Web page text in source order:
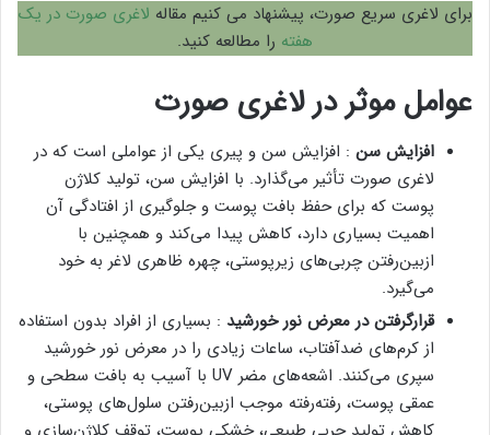
برای لاغری سریع صورت، پیشنهاد می کنیم مقاله لاغری صورت در یک
هفته را مطالعه کنید.
عوامل موثر در لاغری صورت
افزایش سن : افزایش سن و پیری یکی از عواملی است که در
لاغری صورت تأثیر می‌گذارد. با افزایش سن، تولید کلاژن
پوست که برای حفظ بافت پوست و جلوگیری از افتادگی آن
اهمیت بسیاری دارد، کاهش پیدا می‌کند و همچنین با
ازبین‌رفتن چربی‌های زیرپوستی، چهره ظاهری لاغر به خود
می‌گیرد.
قرارگرفتن در معرض نور خورشید : بسیاری از افراد بدون استفاده
از کرم‌های ضدآفتاب، ساعات زیادی را در معرض نور خورشید
سپری می‌کنند. اشعه‌های مضر UV با آسیب به بافت سطحی و
عمقی پوست، رفته‌رفته موجب ازبین‌رفتن سلول‌های پوستی،